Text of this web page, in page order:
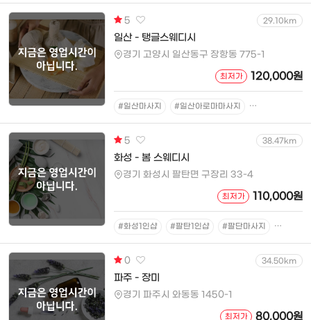
5 29.10km
일산 - 탱글스웨디시
경기 고양시 일산동구 장항동 775-1
최저가 120,000원
#일산마사지 #일산아로마마사지 #일산슈얼마사
5 38.47km
화성 - 봄 스웨디시
경기 화성시 팔탄면 구장리 33-4
최저가 110,000원
#화성1인샵 #팔탄1인샵 #팔단마사지 #팔탄아
0 34.50km
파주 - 장미
경기 파주시 와동동 1450-1
최저가 80,000원